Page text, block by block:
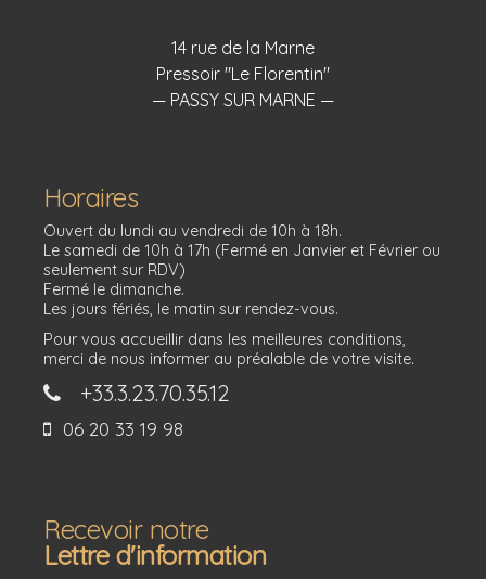
14 rue de la Marne
Pressoir "Le Florentin"
— PASSY SUR MARNE —
Horaires
Ouvert du lundi au vendredi de 10h à 18h.
Le samedi de 10h à 17h (Fermé en Janvier et Février ou
seulement sur RDV)
Fermé le dimanche.
Les jours fériés, le matin sur rendez-vous.
Pour vous accueillir dans les meilleures conditions,
merci de nous informer au préalable de votre visite.
+33.3.23.70.35.12
06 20 33 19 98
Recevoir notre
Lettre d'information